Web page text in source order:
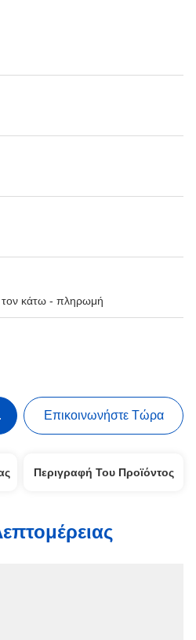
τον κάτω - πληρωμή
Επικοινωνήστε Τώρα
Περιγραφή Του Προϊόντος